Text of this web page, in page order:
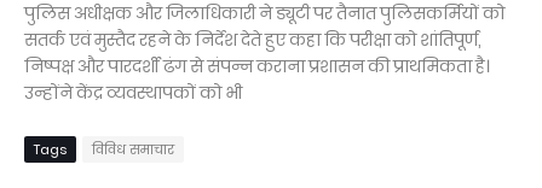
पुलिस अधीक्षक और जिलाधिकारी ने ड्यूटी पर तैनात पुलिसकर्मियों को
सतर्क एवं मुस्तैद रहने के निर्देश देते हुए कहा कि परीक्षा को शांतिपूर्ण,
निष्पक्ष और पारदर्शी ढंग से संपन्न कराना प्रशासन की प्राथमिकता है।
उन्होंने केंद्र व्यवस्थापकों को भी
Tags विविध समाचार